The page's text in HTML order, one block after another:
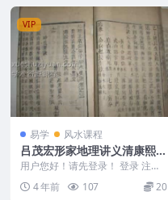
VIP
易学 风水课程
吕茂宏形家地理讲义清康熙善
本《地理铅弹子砂水要诀》
用户您好！请先登录！ 登录 注册
编号：MY2212-200-24 吕茂宏形
家地...4 年前 107 20